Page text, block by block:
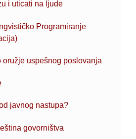
i uticati na ljude
Programiranje
oružje uspešnog poslovanja
javnog nastupa?
govorništva